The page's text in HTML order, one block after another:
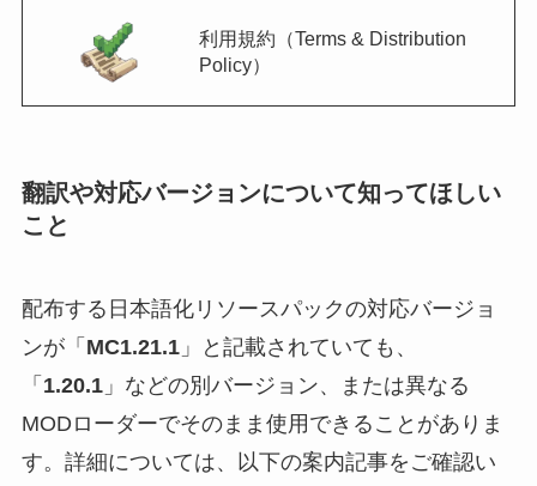
利用規約（Terms & Distribution
Policy）
翻訳や対応バージョンについて知ってほしい
こと
配布する日本語化リソースパックの対応バージョ
ンが「 MC1.21.1」と記載されていても、
「 1.20.1」などの別バージョン、または異なる
MODローダーでそのまま使用できることがありま
す。詳細については、以下の案内記事をご確認い